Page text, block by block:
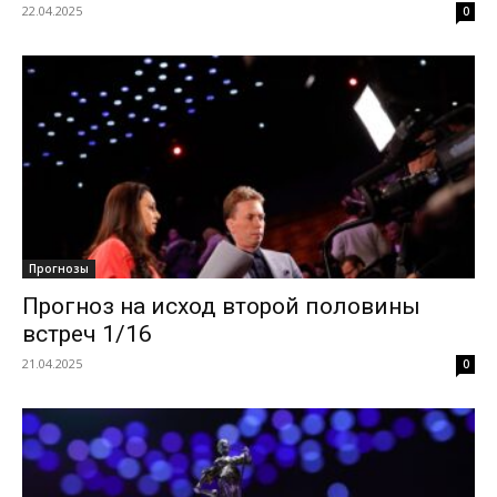
22.04.2025 0
Прогнозы
Прогноз на исход второй половины
встреч 1/16
21.04.2025 0